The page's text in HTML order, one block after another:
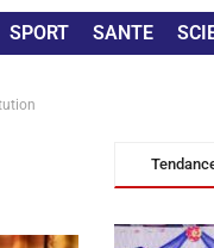
SPORT SANTE